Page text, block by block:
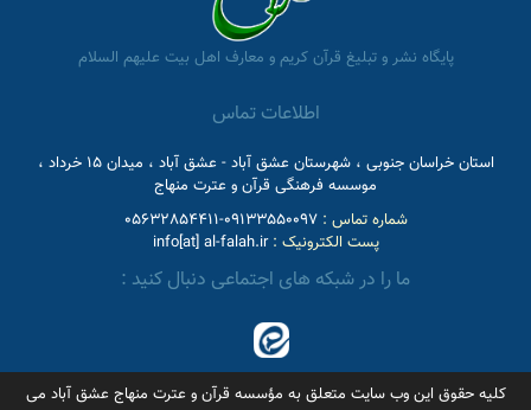
پایگاه نشر و تبلیغ قرآن کریم و معارف اهل بیت علیهم السلام
اطلاعات تماس
استان خراسان جنوبی ، شهرستان عشق آباد - عشق آباد ، میدان 15 خرداد ،
موسسه فرهنگی قرآن و عترت منهاج
شماره تماس :09133550097-05632854411
پست الکترونیک :info[at] al-falah.ir
ما را در شبکه های اجتماعی دنبال کنید :
کلیه حقوق این وب سایت متعلق به مؤسسه قرآن و عترت منهاج عشق آباد می